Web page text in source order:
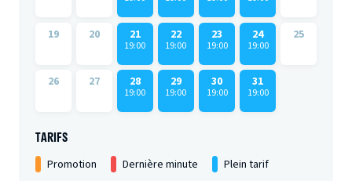
19 20 21
19:00
22
19:00
23
19:00
24
19:00
25
26 27 28
19:00
29
19:00
30
19:00
31
19:00
TARIFS
Promotion Dernière minute Plein tarif